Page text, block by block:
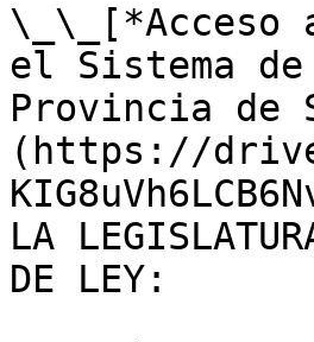
\_\_[*Acceso
el Sistema
Provincia de
(https://
LA
DE LEY: